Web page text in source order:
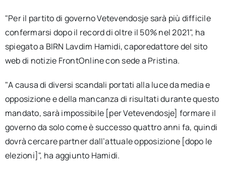
"Per il partito di governo Vetevendosje sarà più difficile
confermarsi dopo il record di oltre il 50% nel 2021", ha
spiegato a BIRN Lavdim Hamidi, caporedattore del sito
web di notizie FrontOnline con sede a Pristina.
"A causa di diversi scandali portati alla luce da media e
opposizione e della mancanza di risultati durante questo
mandato, sarà impossibile [per Vetevendosje] formare il
governo da solo come è successo quattro anni fa, quindi
dovrà cercare partner dall’attuale opposizione [dopo le
elezioni]", ha aggiunto Hamidi.